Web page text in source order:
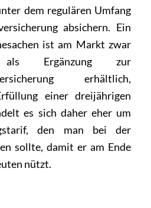
dem regulären Umfang
absichern. Ein
ist am Markt zwar
Ergänzung zur
erhältlich,
einer dreijährigen
es sich daher eher um
den man bei der
sollte, damit er am Ende
nützt.